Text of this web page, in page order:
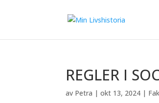
REGLER I
av Petra |okt 13, 2024 |